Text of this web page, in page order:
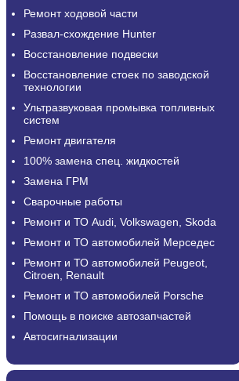
Ремонт ходовой части
Развал-схождение Hunter
Восстановление подвески
Восстановление стоек по заводской
технологии
Ультразвуковая промывка топливных
систем
Ремонт двигателя
100% замена спец. жидкостей
Замена ГРМ
Сварочные работы
Ремонт и ТО Audi, Volkswagen, Skoda
Ремонт и ТО автомобилей Мерседес
Ремонт и ТО автомобилей Peugeot,
Citroen, Renault
Ремонт и ТО автомобилей Porsche
Помощь в поиске автозапчастей
Автосигнализации